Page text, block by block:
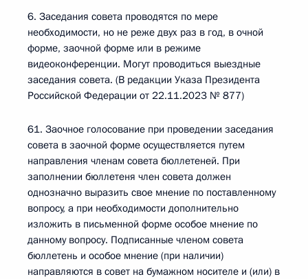
6. Заседания совета проводятся по мере
необходимости, но не реже двух раз в год, в очной
форме, заочной форме или в режиме
видеоконференции. Могут проводиться выездные
заседания совета. (В редакции Указа Президента
Российской Федерации от 22.11.2023 № 877)
61. Заочное голосование при проведении заседания
совета в заочной форме осуществляется путем
направления членам совета бюллетеней. При
заполнении бюллетеня член совета должен
однозначно выразить свое мнение по поставленному
вопросу, а при необходимости дополнительно
изложить в письменной форме особое мнение по
данному вопросу. Подписанные членом совета
бюллетень и особое мнение (при наличии)
направляются в совет на бумажном носителе и (или) в